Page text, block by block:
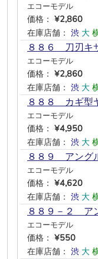
エコーモデル
価格： ¥2,860
在庫店舗： 渋 大
８８６ 刀刃キ
エコーモデル
価格： ¥2,860
在庫店舗： 渋 大
８８８ カギ型
エコーモデル
価格： ¥4,950
在庫店舗： 渋 大
８８９ アング
エコーモデル
価格： ¥4,620
在庫店舗： 渋 大
８８９－２ ア
エコーモデル
価格： ¥550
在庫店舗： 渋 大